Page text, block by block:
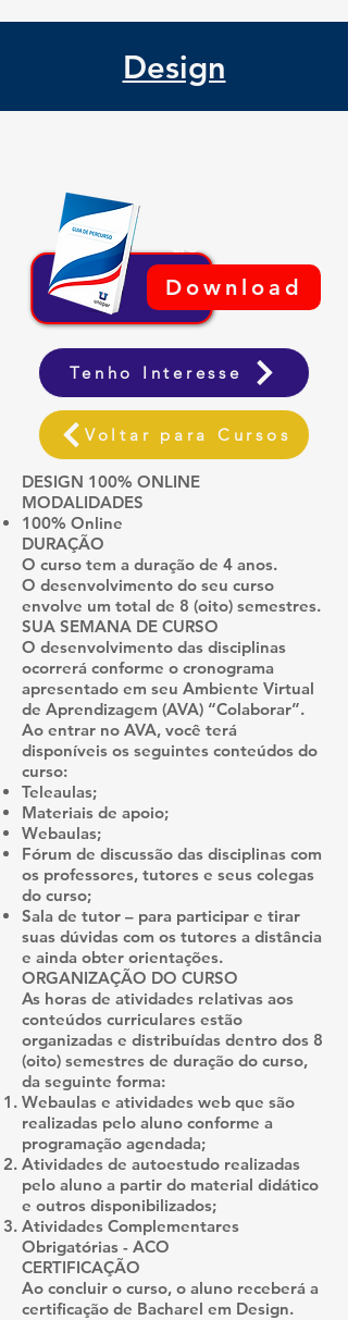
Design
Download
de Percuso
Tenho Interesse
Voltar para Cursos
DESIGN 100% ONLINE
MODALIDADES
100% Online
DURAÇÃO
O curso tem a duração de 4 anos.
O desenvolvimento do seu curso
envolve um total de 8 (oito) semestres.
SUA SEMANA DE CURSO
O desenvolvimento das disciplinas
ocorrerá conforme o cronograma
apresentado em seu Ambiente Virtual
de Aprendizagem (AVA) “Colaborar”.
Ao entrar no AVA, você terá
disponíveis os seguintes conteúdos do
curso:
Teleaulas;
Materiais de apoio;
Webaulas;
Fórum de discussão das disciplinas com
os professores, tutores e seus colegas
do curso;
Sala de tutor – para participar e tirar
suas dúvidas com os tutores a distância
e ainda obter orientações.
ORGANIZAÇÃO DO CURSO
As horas de atividades relativas aos
conteúdos curriculares estão
organizadas e distribuídas dentro dos 8
(oito) semestres de duração do curso,
da seguinte forma:
Webaulas e atividades web que são
realizadas pelo aluno conforme a
programação agendada;
Atividades de autoestudo realizadas
pelo aluno a partir do material didático
e outros disponibilizados;
Atividades Complementares
Obrigatórias - ACO
CERTIFICAÇÃO
Ao concluir o curso, o aluno receberá a
certificação de Bacharel em Design.